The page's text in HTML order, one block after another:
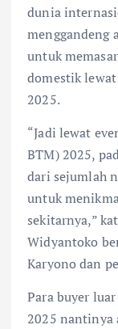
dunia
menggandeng
untuk
domestik
2025.
“Jadi lewat
BTM) 2025,
dari sejumlah
untuk
sekitarnya,”
Widyantoko
Karyono dan
Para buyer
2025 nantinya